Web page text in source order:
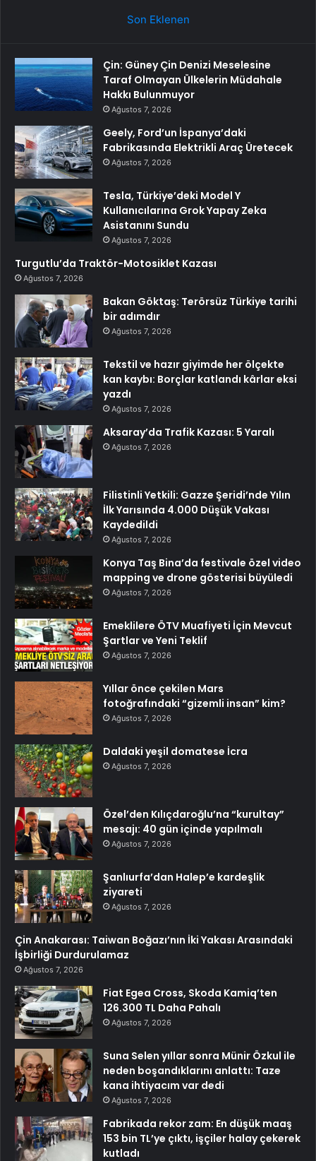
Son Eklenen
Çin: Güney Çin Denizi Meselesine
Taraf Olmayan Ülkelerin Müdahale
Hakkı Bulunmuyor
Ağustos 7, 2026
Geely, Ford’un İspanya’daki
Fabrikasında Elektrikli Araç Üretecek
Ağustos 7, 2026
Tesla, Türkiye’deki Model Y
Kullanıcılarına Grok Yapay Zeka
Asistanını Sundu
Ağustos 7, 2026
Turgutlu’da Traktör-Motosiklet Kazası
Ağustos 7, 2026
Bakan Göktaş: Terörsüz Türkiye tarihi
bir adımdır
Ağustos 7, 2026
Tekstil ve hazır giyimde her ölçekte
kan kaybı: Borçlar katlandı kârlar eksi
yazdı
Ağustos 7, 2026
Aksaray’da Trafik Kazası: 5 Yaralı
Ağustos 7, 2026
Filistinli Yetkili: Gazze Şeridi’nde Yılın
İlk Yarısında 4.000 Düşük Vakası
Kaydedildi
Ağustos 7, 2026
Konya Taş Bina’da festivale özel video
mapping ve drone gösterisi büyüledi
Ağustos 7, 2026
Emeklilere ÖTV Muafiyeti İçin Mevcut
Şartlar ve Yeni Teklif
Ağustos 7, 2026
Yıllar önce çekilen Mars
fotoğrafındaki “gizemli insan” kim?
Ağustos 7, 2026
Daldaki yeşil domatese İcra
Ağustos 7, 2026
Özel’den Kılıçdaroğlu’na “kurultay”
mesajı: 40 gün içinde yapılmalı
Ağustos 7, 2026
Şanlıurfa’dan Halep’e kardeşlik
ziyareti
Ağustos 7, 2026
Çin Anakarası: Taiwan Boğazı’nın İki Yakası Arasındaki
İşbirliği Durdurulamaz
Ağustos 7, 2026
Fiat Egea Cross, Skoda Kamiq’ten
126.300 TL Daha Pahalı
Ağustos 7, 2026
Suna Selen yıllar sonra Münir Özkul ile
neden boşandıklarını anlattı: Taze
kana ihtiyacım var dedi
Ağustos 7, 2026
Fabrikada rekor zam: En düşük maaş
153 bin TL’ye çıktı, işçiler halay çekerek
kutladı